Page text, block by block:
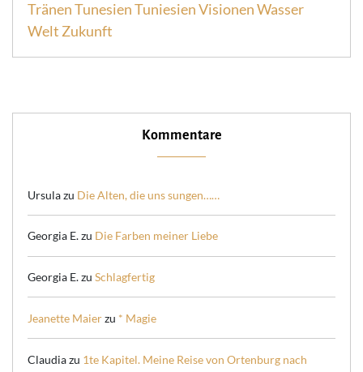
TränenTunesienTuniesienVisionenWasser
Welt Zukunft
Kommentare
Ursulazu Die Alten, die uns sungen……
Georgia E.zu Die Farben meiner Liebe
Georgia E.zu Schlagfertig
Jeanette Maierzu * Magie
Claudiazu 1te Kapitel. Meine Reise von Ortenburg nach